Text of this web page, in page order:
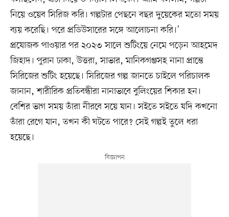
নিয়ে ওয়েব সিরিজ করি। গল্পটার পেছনে বছর দুয়েকের মতো সময়
ব্যয় করেছি। পরে প্রডিউসারের সঙ্গে আলোচনা করি।’
প্রযোজক পাওয়ার পর ২০২৩ সালে শুটিংয়ে নেমে পড়েন আহমেদ
জিহাদ। পুরান ঢাকা, উত্তরা, সাভার, মানিকগঞ্জসহ নানা প্রান্তে
সিরিজের শুটিং হয়েছে। সিরিজের গল্প জানতে চাইলে পরিচালক
জানান, শারীরিক প্রতিবন্ধীরা নানাভাবে বুলিংয়ের শিকার হন।
বেশির ভাগ সময় তাঁরা নীরবে সয়ে যান। সইতে সইতে যদি কখনো
তাঁরা রেগে যান, তখন কী ঘটতে পারে? সেই গল্পই তুলে ধরা
হয়েছে।